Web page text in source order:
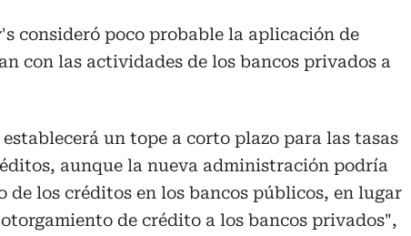
consideró poco probable la aplicación de
con las actividades de los bancos privados a
un tope a corto plazo para las tasas
aunque la nueva administración podría
de los créditos en los bancos públicos, en lugar
de crédito a los bancos privados",